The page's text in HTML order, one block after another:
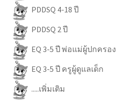
PDDSQ 4-18 ปี
PDDSQ 2 ปี
EQ 3-5 ปี พ่อแม่ผู้ปกครอง
EQ 3-5 ปี ครูผู้ดูแลเด็ก
.....เพิ่มเติม